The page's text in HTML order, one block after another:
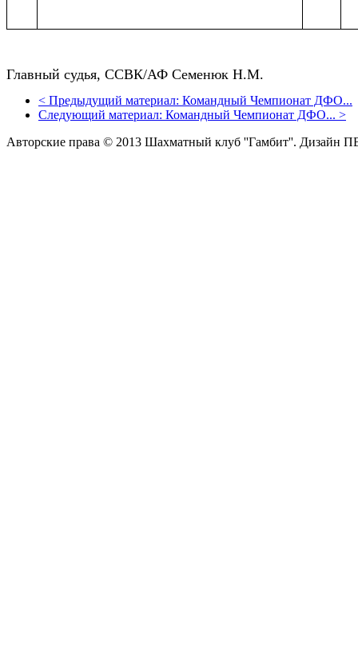
Главный судья, ССВК/АФ Семенюк Н.М.
< Предыдущий материал: Командный Чемпионат ДФО...
Следующий материал: Командный Чемпионат ДФО... >
Авторские права © 2013 Шахматный клуб ''Гамбит''. Дизайн